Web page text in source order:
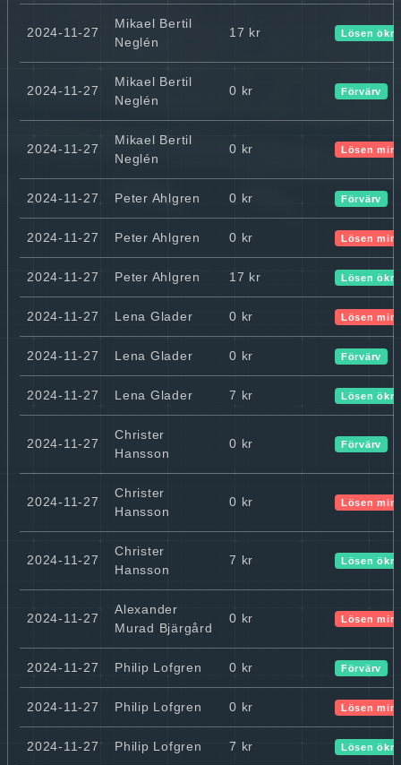
2024-11-27
Mikael Bertil
Neglén
17 kr Lösen
2024-11-27
Mikael Bertil
Neglén
0 kr Förvärv
2024-11-27
Mikael Bertil
Neglén
0 kr Lösen
2024-11-27 Peter Ahlgren 0 kr Förvärv
2024-11-27 Peter Ahlgren 0 kr Lösen
2024-11-27 Peter Ahlgren 17 kr Lösen
2024-11-27 Lena Glader 0 kr Lösen
2024-11-27 Lena Glader 0 kr Förvärv
2024-11-27 Lena Glader 7 kr Lösen
2024-11-27
Christer
Hansson
0 kr Förvärv
2024-11-27
Christer
Hansson
0 kr Lösen
2024-11-27
Christer
Hansson
7 kr Lösen
2024-11-27
Alexander
Murad Bjärgård
0 kr Lösen
2024-11-27 Philip Lofgren 0 kr Förvärv
2024-11-27 Philip Lofgren 0 kr Lösen
2024-11-27 Philip Lofgren 7 kr Lösen